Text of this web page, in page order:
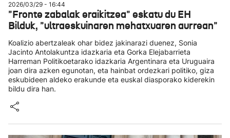
2026/03/29 - 16:44
"Fronte zabalak eraikitzea" eskatu du EH
Bilduk, "ultraeskuinaren mehatxuaren aurrean"
Koalizio abertzaleak ohar bidez jakinarazi duenez, Sonia
Jacinto Antolakuntza idazkaria eta Gorka Elejabarrieta
Harreman Politikoetarako idazkaria Argentinara eta Uruguaira
joan dira azken egunotan, eta hainbat ordezkari politiko, giza
eskubideen aldeko erakunde eta euskal diasporako kiderekin
bildu dira han.